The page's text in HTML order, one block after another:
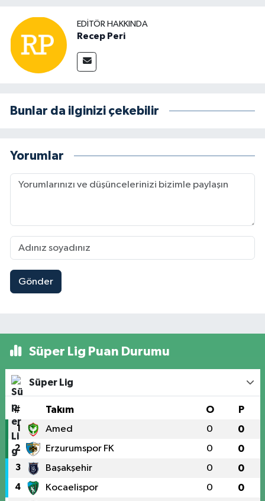
EDITÖR HAKKINDA
Recep Peri
Bunlar da ilginizi çekebilir
Yorumlar
Gönder
Süper Lig Puan Durumu
Süper Lig
# Takım O P
1 Amed 0 0
2 Erzurumspor FK 0 0
3 Başakşehir 0 0
4 Kocaelispor 0 0